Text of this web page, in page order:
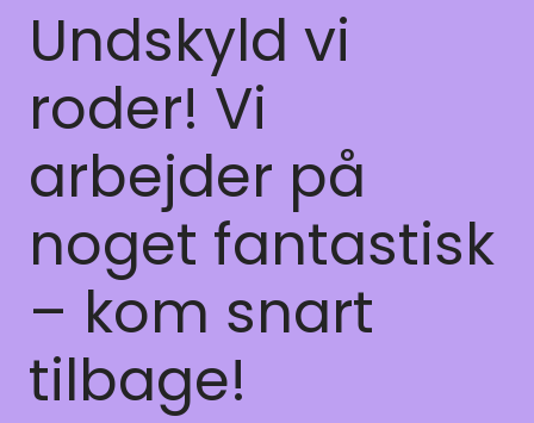
Undskyld vi
roder! Vi
arbejder på
noget fantastisk
– kom snart
tilbage!